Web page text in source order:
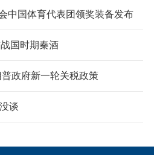
中国体育代表团领奖装备发布
国时期秦酒
政府新一轮关税政策
谈